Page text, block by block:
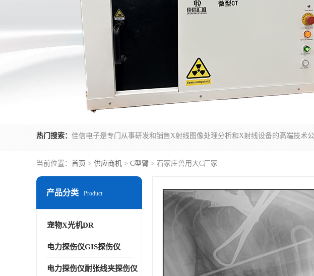
热门搜索：
当前位置： 首页 > 供应商机 > C型臂 > 石家庄兽用大C厂家
产品分类 Product
宠物X光机DR
电力探伤仪GIS探伤仪
电力探伤仪耐张线夹探伤仪